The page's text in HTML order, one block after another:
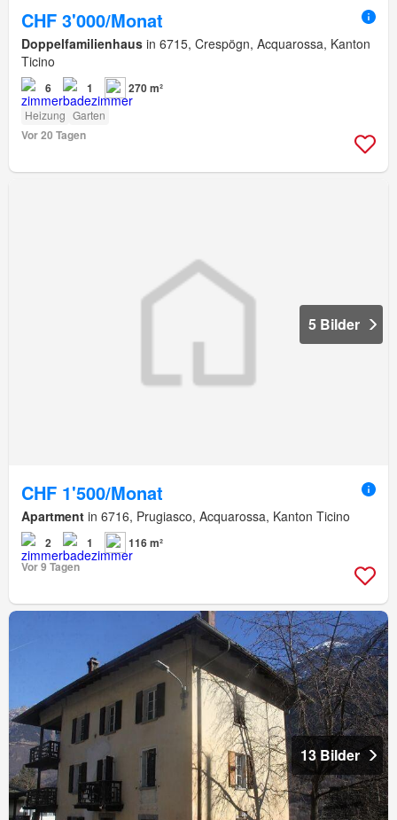
CHF 3'000/Monat
Doppelfamilienhaus in 6715, Crespögn, Acquarossa, Kanton
Ticino
6 1 270 m²
Heizung Garten
Vor 20 Tagen
5 Bilder
CHF 1'500/Monat
Apartment in 6716, Prugiasco, Acquarossa, Kanton Ticino
2 1
116 m²
Vor 9 Tagen
13 Bilder